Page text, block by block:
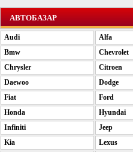
АВТОБАЗАР
Audi
Alfa
Bmw
Chevrolet
Chrysler
Citroen
Daewoo
Dodge
Fiat
Ford
Honda
Hyundai
Infiniti
Jeep
Kia
Lexus